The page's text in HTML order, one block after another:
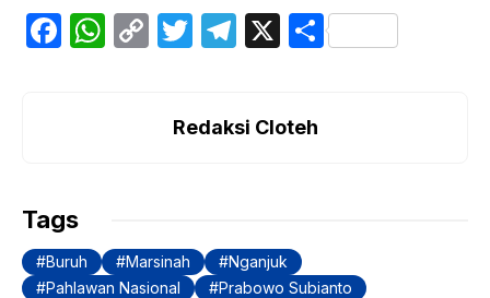
F
o
o
k
W
p
C
k
T
er
T
gr
X S
Redaksi Cloteh
Tags
Buruh Marsinah
Nganjuk
Pahlawan Nasional
Prabowo Subianto